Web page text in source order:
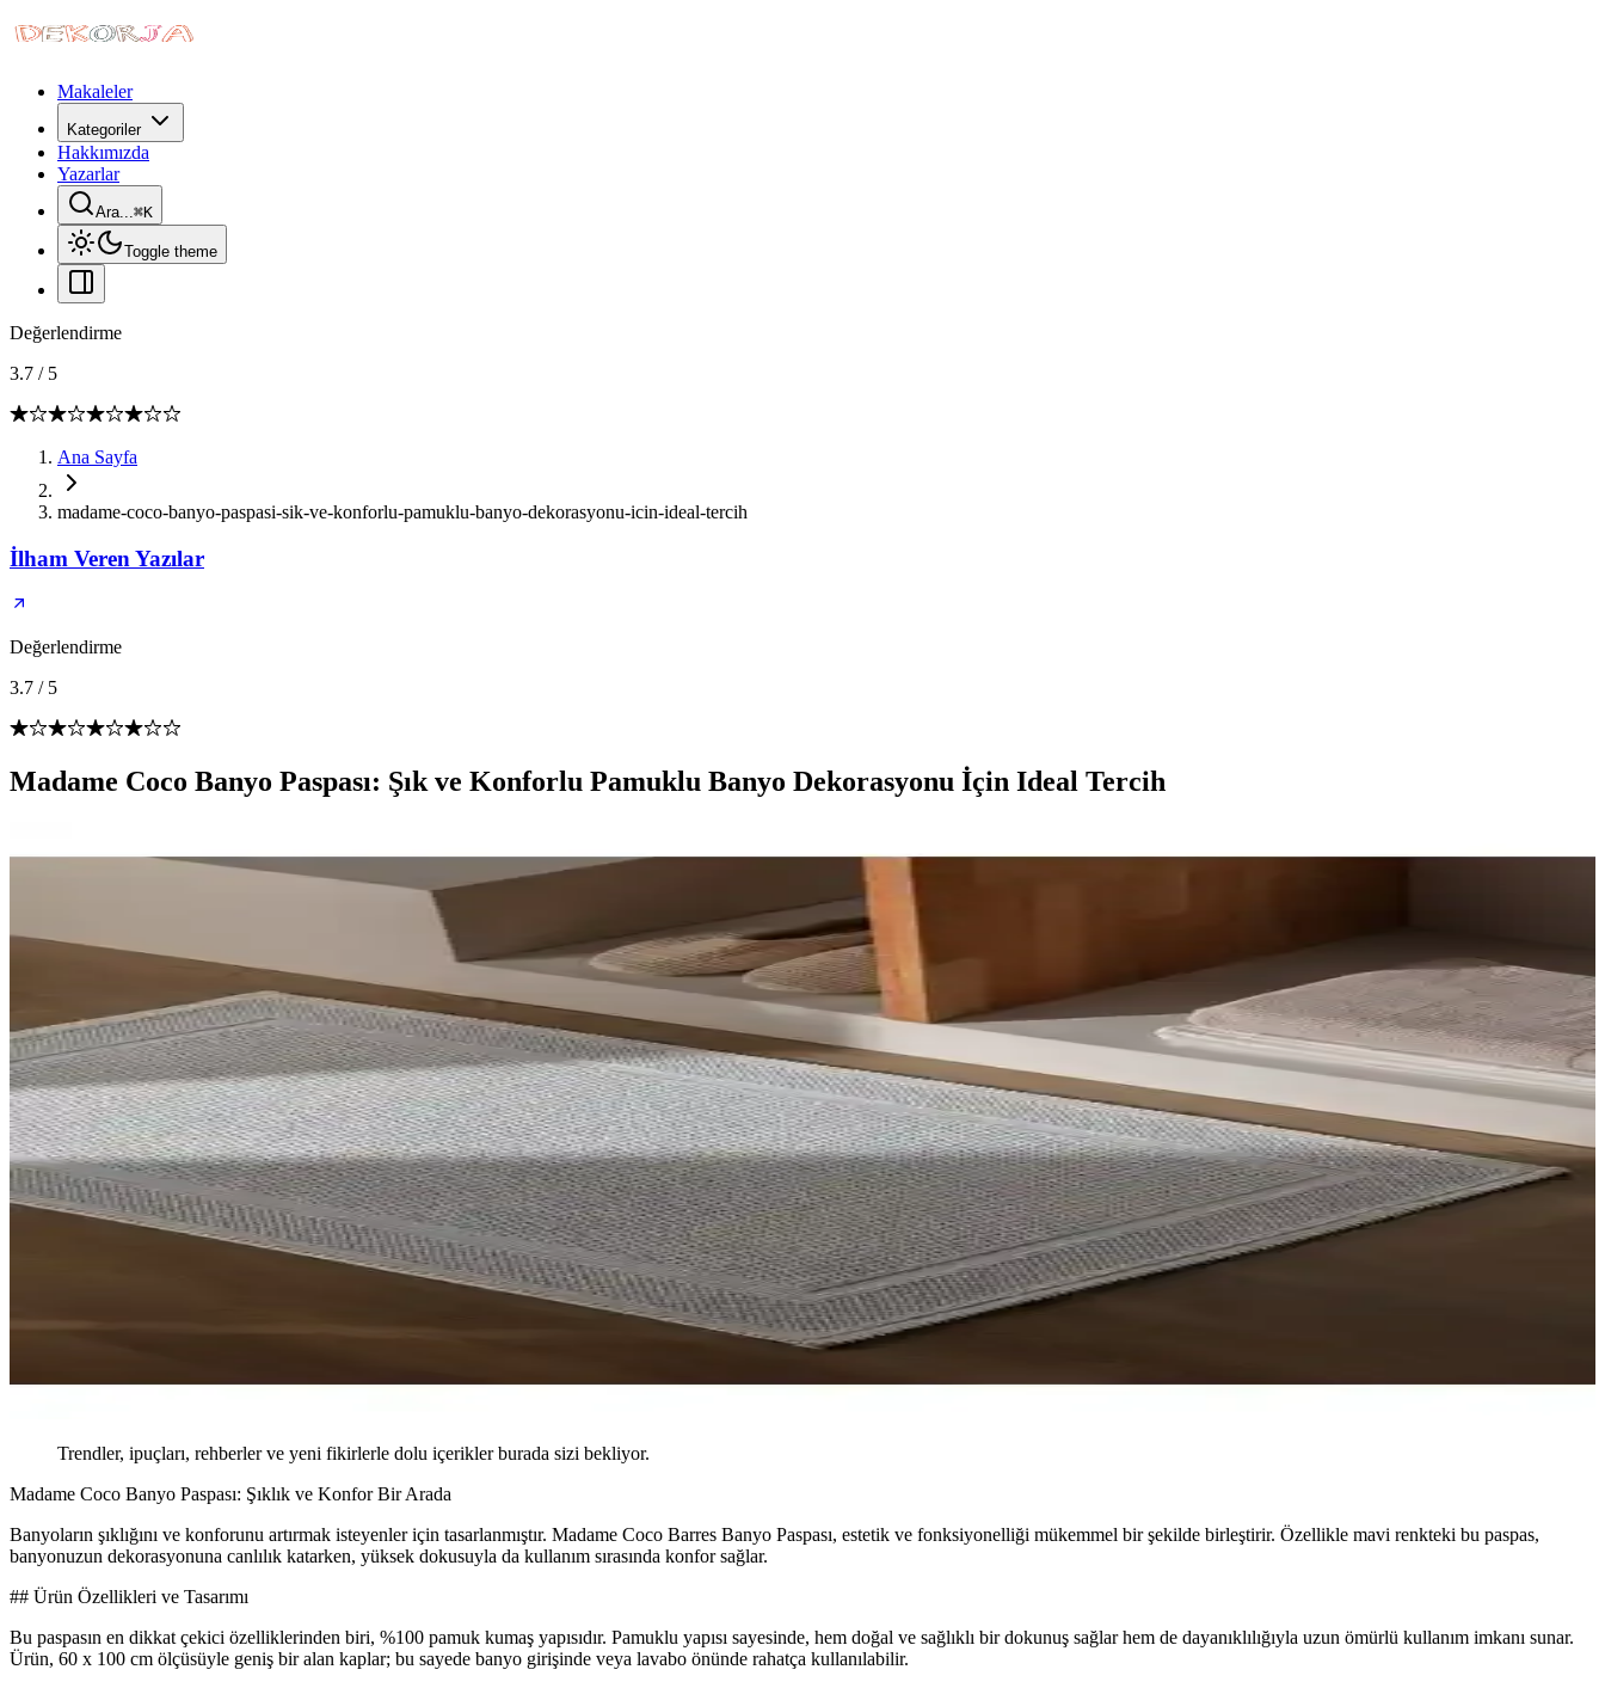
Makaleler
Kategoriler
Hakkımızda
Yazarlar
Ara...⌘K
Toggle theme
Değerlendirme
3.7 / 5
Ana Sayfa
madame-coco-banyo-paspasi-sik-ve-konforlu-pamuklu-banyo-dekorasyonu-icin-ideal-tercih
İlham Veren Yazılar
Değerlendirme
3.7 / 5
Madame Coco Banyo Paspası: Şık ve Konforlu Pamuklu Banyo Dekorasyonu İçin Ideal Tercih
Trendler, ipuçları, rehberler ve yeni fikirlerle dolu içerikler burada sizi bekliyor.
Madame Coco Banyo Paspası: Şıklık ve Konfor Bir Arada
Banyoların şıklığını ve konforunu artırmak isteyenler için tasarlanmıştır. Madame Coco Barres Banyo Paspası, estetik ve fonksiyonelliği mükemmel bir şekilde birleştirir. Özellikle mavi renkteki bu paspas,
banyonuzun dekorasyonuna canlılık katarken, yüksek dokusuyla da kullanım sırasında konfor sağlar.
## Ürün Özellikleri ve Tasarımı
Bu paspasın en dikkat çekici özelliklerinden biri, %100 pamuk kumaş yapısıdır. Pamuklu yapısı sayesinde, hem doğal ve sağlıklı bir dokunuş sağlar hem de dayanıklılığıyla uzun ömürlü kullanım imkanı sunar.
Ürün, 60 x 100 cm ölçüsüyle geniş bir alan kaplar; bu sayede banyo girişinde veya lavabo önünde rahatça kullanılabilir.